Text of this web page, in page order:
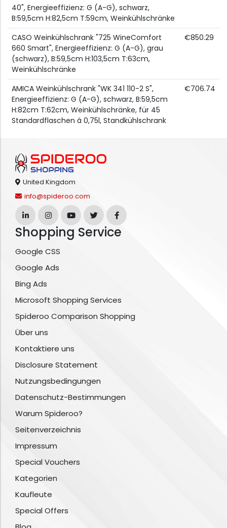
40", Energieeffizienz: G (A-G), schwarz,
B:59,5cm H:82,5cm T:59cm, Weinkühlschränke
CASO Weinkühlschrank "725 WineComfort
660 Smart", Energieeffizienz: G (A-G), grau
(schwarz), B:59,5cm H:103,5cm T:63cm,
Weinkühlschränke
€850.29
AMICA Weinkühlschrank "WK 341 110-2 S",
Energieeffizienz: G (A-G), schwarz, B:59,5cm
H:82cm T:62cm, Weinkühlschränke, für 45
Standardflaschen á 0,75l, Standkühlschrank
€706.74
United Kingdom
info@spideroo.com
Shopping Service
Google CSS
Google Ads
Bing Ads
Microsoft Shopping Services
Spideroo Comparison Shopping
Über uns
Kontaktiere uns
Disclosure Statement
Nutzungsbedingungen
Datenschutz-Bestimmungen
Warum Spideroo?
Seitenverzeichnis
Impressum
Special Vouchers
Kategorien
Kaufleute
Special Offers